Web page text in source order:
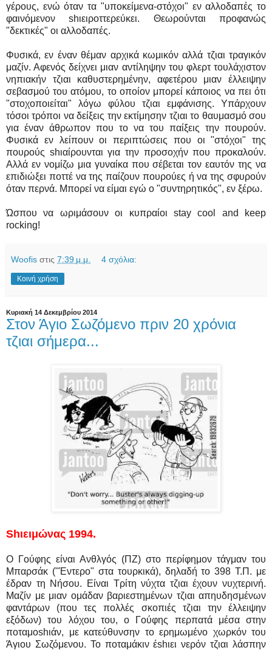
γέρους, ενώ όταν τα "υποκείμενα-στόχοι" εν αλλοδαπές το
φαινόμενον shιειροττερεύκει. Θεωρούνται προφανώς
"δεκτικές" οι αλλοδαπές.
Φυσικά, εν έναν θέμαν αρχικά κωμικόν αλλά τζιαι τραγικόν
μαζίν. Αφενός δείχνει μιαν αντίληψην του φλερτ τουλάχιστον
νηπιακήν τζιαι καθυστερημένην, αφετέρου μιαν έλλειψην
σεβασμού του ατόμου, το οποίον μπορεί κάποιος να πει ότι
"στοχοποιείται" λόγω φύλου τζιαι εμφάνισης. Υπάρχουν
τόσοι τρόποι να δείξεις την εκτίμησην τζιαι το θαυμασμό σου
για έναν άθρωπον που το να του παίξεις την πουρούν.
Φυσικά εν λείπουν οι περιπτώσεις που οι "στόχοι" της
πουρούς shιαίρουνται για την προσοχήν που προκαλούν.
Αλλά εν νομίζω μια γυναίκα που σέβεται τον εαυτόν της να
επιδιώξει ποττέ να της παίζουν πουρούες ή να της σφυρούν
όταν περνά. Μπορεί να είμαι εγώ ο "συντηρητικός", εν ξέρω.
Ώσπου να ωριμάσουν οι κυπραίοι stay cool and keep
rocking!
Woofis στις 7:39 μ.μ. 4 σχόλια:
Κοινή χρήση
Κυριακή 14 Δεκεμβρίου 2014
Στον Άγιο Σωζόμενο πριν 20 χρόνια
τζιαι σήμερα...
Shιειμώνας 1994.
Ο Γούφης είναι Ανθλγός (ΠΖ) στο περίφημον τάγμαν του
Μπαρσάκ ("Έντερο" στα τουρκικά), δηλαδή το 398 Τ.Π. με
έδραν τη Νήσου. Είναι Τρίτη νύχτα τζιαι έχουν νυχτερινή.
Μαζίν με μιαν ομάδαν βαριεστημένων τζιαι απηυδησμένων
φαντάρων (που τες πολλές σκοπιές τζιαι την έλλειψην
εξόδων) του λόχου του, ο Γούφης περπατά μέσα στην
ποταμοshιάν, με κατεύθυνσην το ερημωμένο χωρκόν του
Άγιου Σωζόμενου. Το ποταμάκιν έshιει νερόν τζιαι λάσπην